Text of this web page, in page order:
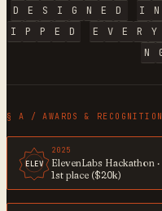
D E S I G N E D I N
I
P P E D E V E R Y
N
§ A / AWARDS &
ELEV
2025
ElevenLabs Hackathon ·
1st place ($20k)